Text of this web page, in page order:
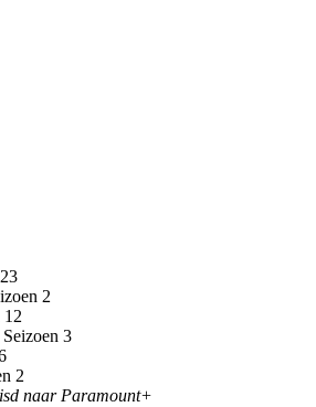
2
12
3
2
naar Paramount+